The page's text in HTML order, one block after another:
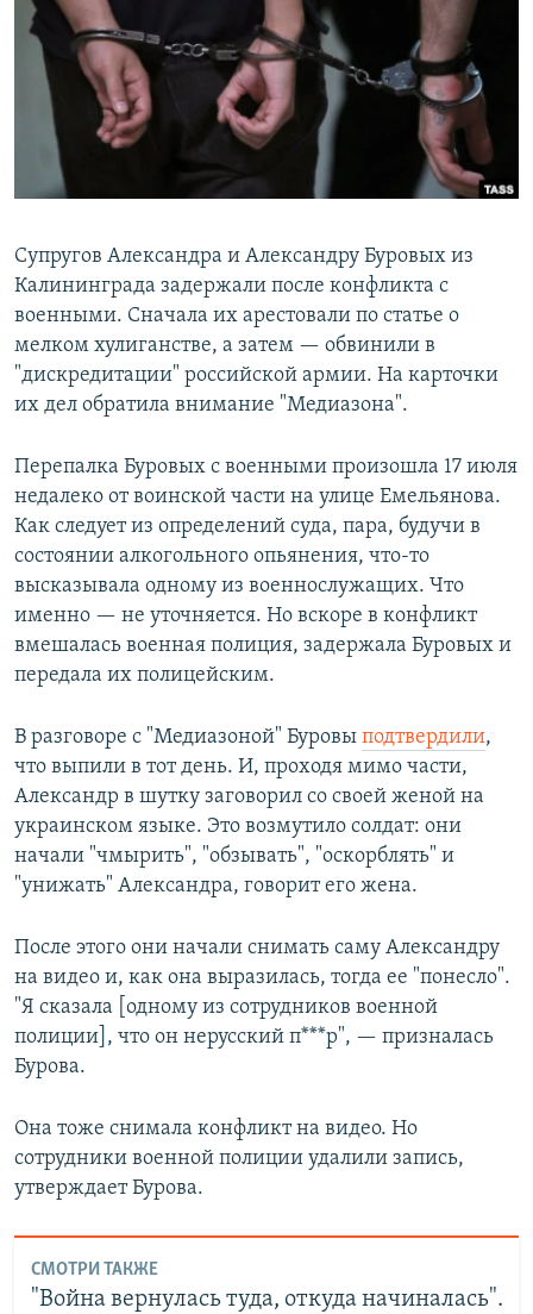
РАСПИСАНИЕ ВЕЩАНИЯ
ПОДПИШИТЕСЬ НА РАССЫЛКУ
СОЦИАЛЬНЫЕ СЕТИ
Все сайты РСЕ/РС
Супругов Александра и Александру Буровых из
Калининграда задержали после конфликта с
военными. Сначала их арестовали по статье о
мелком хулиганстве, а затем — обвинили в
"дискредитации" российской армии. На карточки
их дел обратила внимание "Медиазона".
Перепалка Буровых с военными произошла 17 июля
недалеко от воинской части на улице Емельянова.
Как следует из определений суда, пара, будучи в
состоянии алкогольного опьянения, что-то
высказывала одному из военнослужащих. Что
именно — не уточняется. Но вскоре в конфликт
вмешалась военная полиция, задержала Буровых и
передала их полицейским.
В разговоре с "Медиазоной" Буровы подтвердили,
что выпили в тот день. И, проходя мимо части,
Александр в шутку заговорил со своей женой на
украинском языке. Это возмутило солдат: они
начали "чмырить", "обзывать", "оскорблять" и
"унижать" Александра, говорит его жена.
После этого они начали снимать саму Александру
на видео и, как она выразилась, тогда ее "понесло".
"Я сказала [одному из сотрудников военной
полиции], что он нерусский п***р", — призналась
Бурова.
Она тоже снимала конфликт на видео. Но
сотрудники военной полиции удалили запись,
утверждает Бурова.
СМОТРИ ТАКЖЕ
"Война вернулась туда, откуда начиналась".